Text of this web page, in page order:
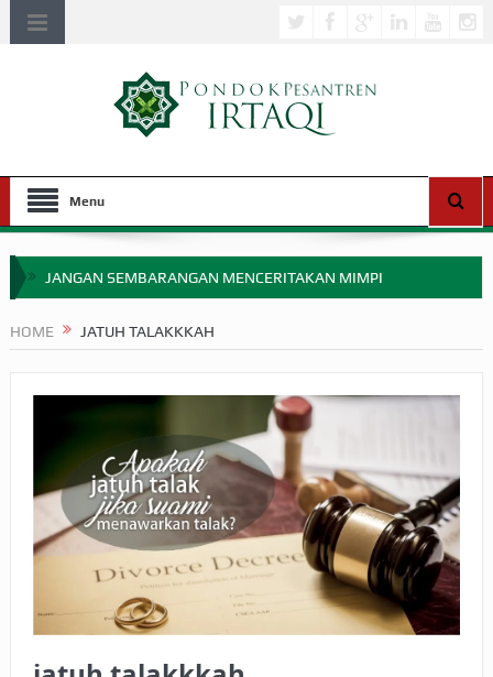
Menu
JANGAN SEMBARANGAN MENCERITAKAN MIMPI
APA HUKUM MEMPERCEPAT PEMBAYARAN ZAKAT
SEBELUM TIBA SAAT WAJIB?
HAKIKAT NIKMAT DI DUNIA!
BAGAIMANA CARA MEMBAYAR ZAKAT UANG?
UANG HARAM BISA MENJADI HALAL JIKA SEBAB
KEPEMILIKANNYA BERUBAH
HOME JATUH TALAKKKAH